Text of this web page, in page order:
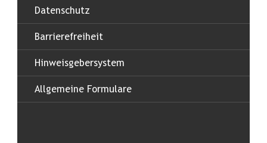
Datenschutz
Barrierefreiheit
Hinweisgebersystem
Allgemeine Formulare